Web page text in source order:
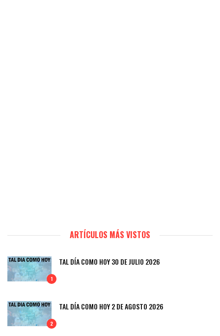
ARTÍCULOS MÁS VISTOS
1
TAL DÍA COMO HOY 30 DE JULIO 2026
2
TAL DÍA COMO HOY 2 DE AGOSTO 2026